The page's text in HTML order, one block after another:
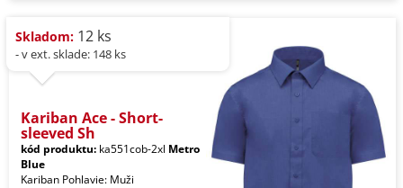
Skladom: 12 ks
- v ext. sklade: 148 ks
Kariban Ace - Short-
sleeved Sh
kód produktu: ka551cob-2xl Metro
Blue
Kariban Pohlavie: Muži